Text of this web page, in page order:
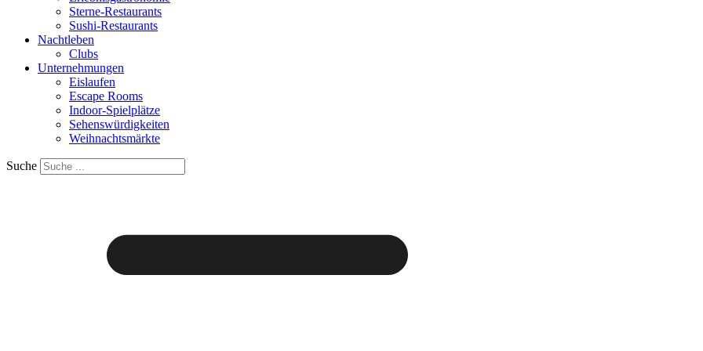
Sterne-Restaurants
Sushi-Restaurants
Nachtleben
Clubs
Unternehmungen
Eislaufen
Escape Rooms
Indoor-Spielplätze
Sehenswürdigkeiten
Weihnachtsmärkte
Suche